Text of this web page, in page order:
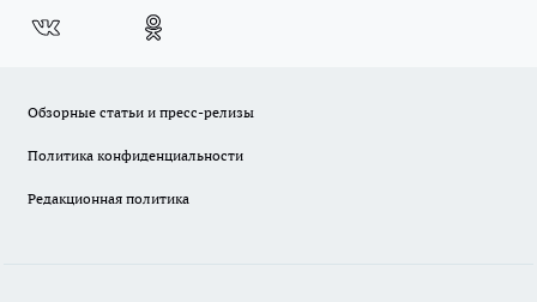
Обзорные статьи и пресс-релизы
Политика конфиденциальности
Редакционная политика